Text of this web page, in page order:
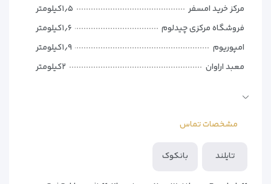
تفریحی که به دنبال امکانات مدرن و موقعیت عالی هستند
مرکز خرید امسفر
۱٫۵کیلومتر
فروشگاه مرکزی چیدلوم
۱٫۶کیلومتر
امپوریوم
۱٫۹کیلومتر
معبد اراوان
۲کیلومتر
مرکز همایش های ملی ملکه سیریکیت
پارک لومفینی
مشخصات تماس
تایلند بانکوک